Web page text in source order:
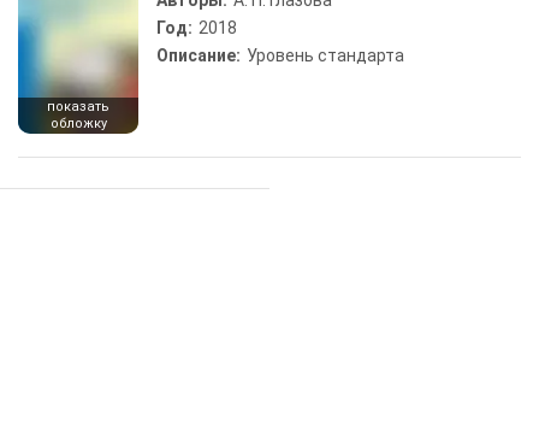
показать
обложку
Год: 2018
Описание: Уровень стандарта